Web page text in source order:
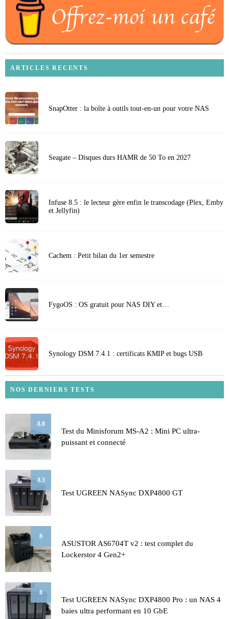
ARTICLES RECENTS
SnapOtter : la boîte à outils tout-en-un pour votre NAS
Seagate – Disques durs HAMR de 50 To en 2027
Infuse 8.5 : le lecteur gère enfin le transcodage (Plex, Emby
et Jellyfin)
Cachem : Petit bilan du 1er semestre
FygoOS : OS gratuit pour NAS DIY et…
Synology DSM 7.4.1 : certificats KMIP et bugs USB
NOS DERNIERS TESTS
8.8
Test du Minisforum MS-A2 : Mini PC ultra-
puissant et connecté
8.3
Test UGREEN NASync DXP4800 GT
8
ASUSTOR AS6704T v2 : test complet du
Lockerstor 4 Gen2+
8
Test UGREEN NASync DXP4800 Pro : un NAS 4
baies ultra performant en 10 GbE